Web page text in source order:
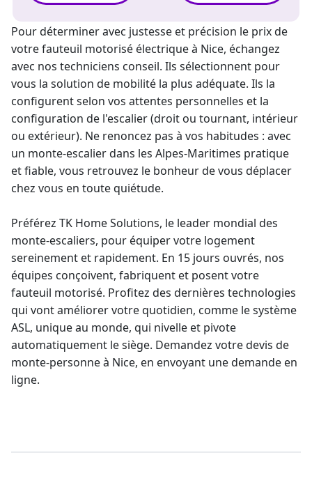
Pour déterminer avec justesse et précision le prix de
votre fauteuil motorisé électrique à Nice, échangez
avec nos techniciens conseil. Ils sélectionnent pour
vous la solution de mobilité la plus adéquate. Ils la
configurent selon vos attentes personnelles et la
configuration de l'escalier (droit ou tournant, intérieur
ou extérieur). Ne renoncez pas à vos habitudes : avec
un monte-escalierdans les Alpes-Maritimes pratique
et fiable, vous retrouvez le bonheur de vous déplacer
chez vous en toute quiétude.
Préférez TK Home Solutions, le leader mondial des
monte-escaliers, pour équiper votre logement
sereinement et rapidement. En 15 jours ouvrés, nos
équipes conçoivent, fabriquent et posent votre
fauteuil motorisé. Profitez des dernières technologies
qui vont améliorer votre quotidien, comme le système
ASL, unique au monde, qui nivelle et pivote
automatiquement le siège. Demandez votredevis de
monte-personne à Nice, en envoyant une demande en
ligne.